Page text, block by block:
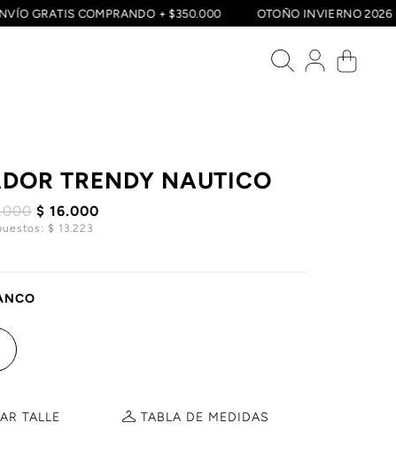
ENVÍO GRATIS COMPRANDO + $350.000 OTOÑO INVIERNO
TRENDY NAUTICO
$ 16.000
$ 13.223
TALLE TABLA DE MEDIDAS